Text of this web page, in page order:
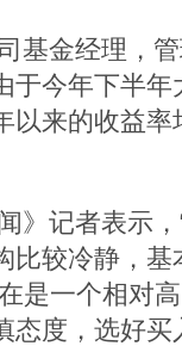
金经理，管
于今年下半
以来的收益
记者表示，
比较冷静，
是一个相对
态度，选好买